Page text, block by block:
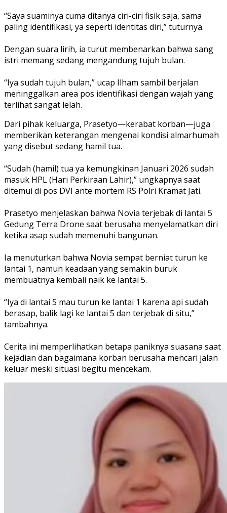
“Saya suaminya cuma ditanya ciri-ciri fisik saja, sama
paling identifikasi, ya seperti identitas diri,” tuturnya.
Dengan suara lirih, ia turut membenarkan bahwa sang
istri memang sedang mengandung tujuh bulan.
“Iya sudah tujuh bulan,” ucap Ilham sambil berjalan
meninggalkan area pos identifikasi dengan wajah yang
terlihat sangat lelah.
Dari pihak keluarga, Prasetyo—kerabat korban—juga
memberikan keterangan mengenai kondisi almarhumah
yang disebut sedang hamil tua.
“Sudah (hamil) tua ya kemungkinan Januari 2026 sudah
masuk HPL (Hari Perkiraan Lahir),” ungkapnya saat
ditemui di pos DVI ante mortem RS Polri Kramat Jati.
Prasetyo menjelaskan bahwa Novia terjebak di lantai 5
Gedung Terra Drone saat berusaha menyelamatkan diri
ketika asap sudah memenuhi bangunan.
Ia menuturkan bahwa Novia sempat berniat turun ke
lantai 1, namun keadaan yang semakin buruk
membuatnya kembali naik ke lantai 5.
“Iya di lantai 5 mau turun ke lantai 1 karena api sudah
berasap, balik lagi ke lantai 5 dan terjebak di situ,”
tambahnya.
Cerita ini memperlihatkan betapa paniknya suasana saat
kejadian dan bagaimana korban berusaha mencari jalan
keluar meski situasi begitu mencekam.